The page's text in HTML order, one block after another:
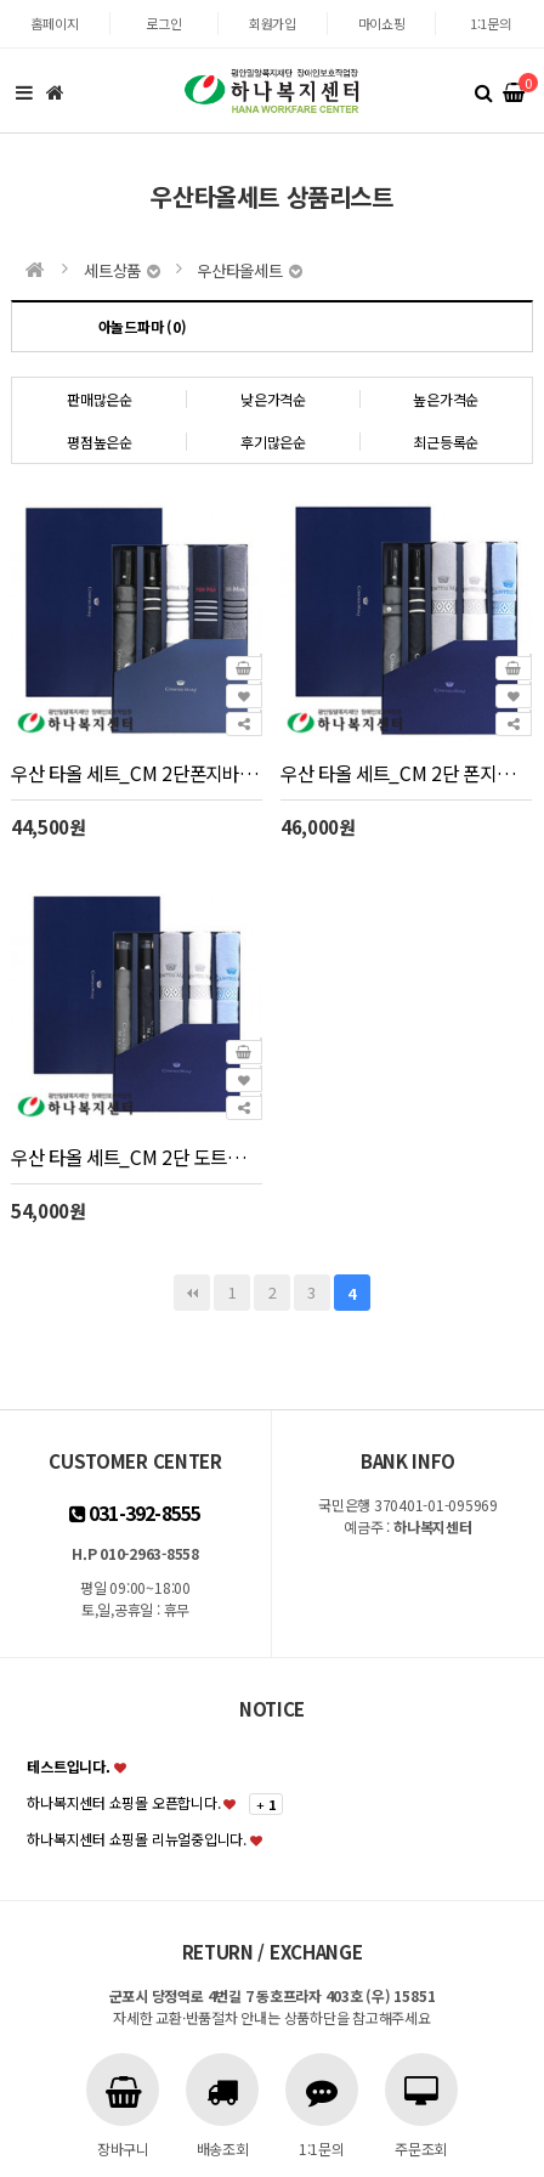
홈페이지 로그인 회원가입 마이쇼핑 1:1문의
0
우산타올세트 상품리스트
세트상품 우산타올세트
아놀드파마 (0)
판매많은순 낮은가격순 높은가격순
평점높은순 후기많은순 최근등록순
우산 타올 세트_CM 2단폰지바이어스+CM 포라인40 5P콤보세트, 수건, 타월
44,500원
우산 타올 세트_CM 2단 폰지바이어스+CM 맥스40 세트 5P콤보세트, 수건, 타월
46,000원
우산 타올 세트_CM 2단 도트보더+CM 맥스40 세트 5P콤보세트, 수건, 타월
54,000원
1 2 3 4
CUSTOMER CENTER
031-392-8555
H.P 010-2963-8558
평일 09:00~18:00
토,일,공휴일 : 휴무
BANK INFO
국민은행 370401-01-095969
예금주 :하나복지센터
NOTICE
테스트입니다.
하나복지센터 쇼핑몰 오픈합니다.
+ 1
하나복지센터 쇼핑몰 리뉴얼중입니다.
RETURN / EXCHANGE
군포시 당정역로 4번길 7 동호프라자 403호 (우) 15851
자세한 교환·반품절차 안내는 상품하단을 참고해주세요
장바구니 배송조회 1:1문의 주문조회